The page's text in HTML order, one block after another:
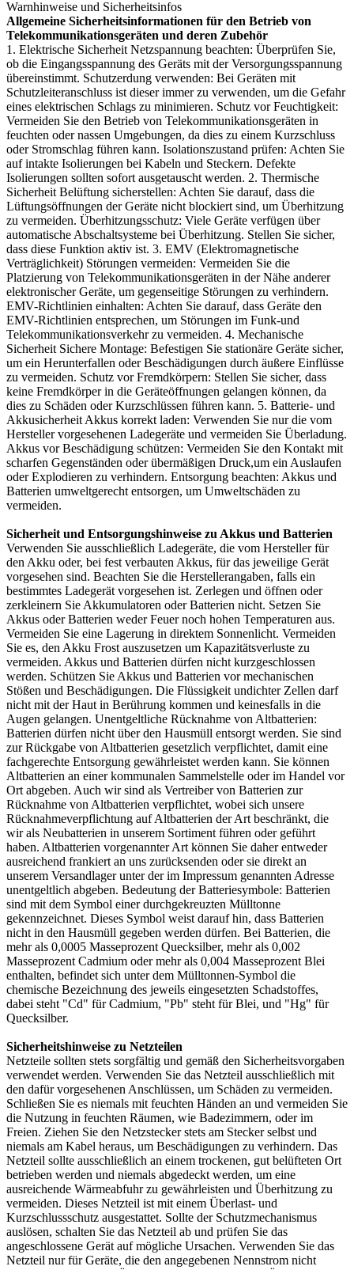
Warnhinweise und Sicherheitsinfos
Allgemeine Sicherheitsinformationen für den Betrieb von
Telekommunikationsgeräten und deren Zubehör
1. Elektrische Sicherheit Netzspannung beachten: Überprüfen Sie,
ob die Eingangsspannung des Geräts mit der Versorgungsspannung
übereinstimmt. Schutzerdung verwenden: Bei Geräten mit
Schutzleiteranschluss ist dieser immer zu verwenden, um die Gefahr
eines elektrischen Schlags zu minimieren. Schutz vor Feuchtigkeit:
Vermeiden Sie den Betrieb von Telekommunikationsgeräten in
feuchten oder nassen Umgebungen, da dies zu einem Kurzschluss
oder Stromschlag führen kann. Isolationszustand prüfen: Achten Sie
auf intakte Isolierungen bei Kabeln und Steckern. Defekte
Isolierungen sollten sofort ausgetauscht werden. 2. Thermische
Sicherheit Belüftung sicherstellen: Achten Sie darauf, dass die
Lüftungsöffnungen der Geräte nicht blockiert sind, um Überhitzung
zu vermeiden. Überhitzungsschutz: Viele Geräte verfügen über
automatische Abschaltsysteme bei Überhitzung. Stellen Sie sicher,
dass diese Funktion aktiv ist. 3. EMV (Elektromagnetische
Verträglichkeit) Störungen vermeiden: Vermeiden Sie die
Platzierung von Telekommunikationsgeräten in der Nähe anderer
elektronischer Geräte, um gegenseitige Störungen zu verhindern.
EMV-Richtlinien einhalten: Achten Sie darauf, dass Geräte den
EMV-Richtlinien entsprechen, um Störungen im Funk-und
Telekommunikationsverkehr zu vermeiden. 4. Mechanische
Sicherheit Sichere Montage: Befestigen Sie stationäre Geräte sicher,
um ein Herunterfallen oder Beschädigungen durch äußere Einflüsse
zu vermeiden. Schutz vor Fremdkörpern: Stellen Sie sicher, dass
keine Fremdkörper in die Geräteöffnungen gelangen können, da
dies zu Schäden oder Kurzschlüssen führen kann. 5. Batterie- und
Akkusicherheit Akkus korrekt laden: Verwenden Sie nur die vom
Hersteller vorgesehenen Ladegeräte und vermeiden Sie Überladung.
Akkus vor Beschädigung schützen: Vermeiden Sie den Kontakt mit
scharfen Gegenständen oder übermäßigen Druck,um ein Auslaufen
oder Explodieren zu verhindern. Entsorgung beachten: Akkus und
Batterien umweltgerecht entsorgen, um Umweltschäden zu
vermeiden.
Sicherheit und Entsorgungshinweise zu Akkus und Batterien
Verwenden Sie ausschließlich Ladegeräte, die vom Hersteller für
den Akku oder, bei fest verbauten Akkus, für das jeweilige Gerät
vorgesehen sind. Beachten Sie die Herstellerangaben, falls ein
bestimmtes Ladegerät vorgesehen ist. Zerlegen und öffnen oder
zerkleinern Sie Akkumulatoren oder Batterien nicht. Setzen Sie
Akkus oder Batterien weder Feuer noch hohen Temperaturen aus.
Vermeiden Sie eine Lagerung in direktem Sonnenlicht. Vermeiden
Sie es, den Akku Frost auszusetzen um Kapazitätsverluste zu
vermeiden. Akkus und Batterien dürfen nicht kurzgeschlossen
werden. Schützen Sie Akkus und Batterien vor mechanischen
Stößen und Beschädigungen. Die Flüssigkeit undichter Zellen darf
nicht mit der Haut in Berührung kommen und keinesfalls in die
Augen gelangen. Unentgeltliche Rücknahme von Altbatterien:
Batterien dürfen nicht über den Hausmüll entsorgt werden. Sie sind
zur Rückgabe von Altbatterien gesetzlich verpflichtet, damit eine
fachgerechte Entsorgung gewährleistet werden kann. Sie können
Altbatterien an einer kommunalen Sammelstelle oder im Handel vor
Ort abgeben. Auch wir sind als Vertreiber von Batterien zur
Rücknahme von Altbatterien verpflichtet, wobei sich unsere
Rücknahmeverpflichtung auf Altbatterien der Art beschränkt, die
wir als Neubatterien in unserem Sortiment führen oder geführt
haben. Altbatterien vorgenannter Art können Sie daher entweder
ausreichend frankiert an uns zurücksenden oder sie direkt an
unserem Versandlager unter der im Impressum genannten Adresse
unentgeltlich abgeben. Bedeutung der Batteriesymbole: Batterien
sind mit dem Symbol einer durchgekreuzten Mülltonne
gekennzeichnet. Dieses Symbol weist darauf hin, dass Batterien
nicht in den Hausmüll gegeben werden dürfen. Bei Batterien, die
mehr als 0,0005 Masseprozent Quecksilber, mehr als 0,002
Masseprozent Cadmium oder mehr als 0,004 Masseprozent Blei
enthalten, befindet sich unter dem Mülltonnen-Symbol die
chemische Bezeichnung des jeweils eingesetzten Schadstoffes,
dabei steht "Cd" für Cadmium, "Pb" steht für Blei, und "Hg" für
Quecksilber.
Sicherheitshinweise zu Netzteilen
Netzteile sollten stets sorgfältig und gemäß den Sicherheitsvorgaben
verwendet werden. Verwenden Sie das Netzteil ausschließlich mit
den dafür vorgesehenen Anschlüssen, um Schäden zu vermeiden.
Schließen Sie es niemals mit feuchten Händen an und vermeiden Sie
die Nutzung in feuchten Räumen, wie Badezimmern, oder im
Freien. Ziehen Sie den Netzstecker stets am Stecker selbst und
niemals am Kabel heraus, um Beschädigungen zu verhindern. Das
Netzteil sollte ausschließlich an einem trockenen, gut belüfteten Ort
betrieben werden und niemals abgedeckt werden, um eine
ausreichende Wärmeabfuhr zu gewährleisten und Überhitzung zu
vermeiden. Dieses Netzteil ist mit einem Überlast- und
Kurzschlussschutz ausgestattet. Sollte der Schutzmechanismus
auslösen, schalten Sie das Netzteil ab und prüfen Sie das
angeschlossene Gerät auf mögliche Ursachen. Verwenden Sie das
Netzteil nur für Geräte, die den angegebenen Nennstrom nicht